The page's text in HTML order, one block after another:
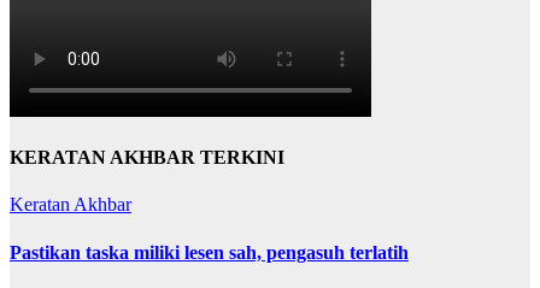
KERATAN AKHBAR TERKINI
Keratan Akhbar
Pastikan taska miliki lesen sah, pengasuh terlatih